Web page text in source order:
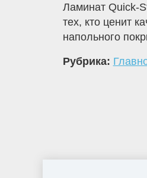
Ламинат Quick-
тех, кто ценит
напольного
Рубрика: